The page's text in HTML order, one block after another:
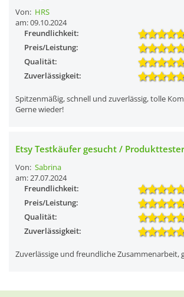
Von: HRS
am: 09.10.2024
Freundlichkeit:
Preis/Leistung:
Qualität:
Zuverlässigkeit:
Spitzenmäßig, schnell und zuverlässig, tolle
Gerne wieder!
Etsy Testkäufer gesucht / Produkttester
Von: Sabrina
am: 27.07.2024
Freundlichkeit:
Preis/Leistung:
Qualität:
Zuverlässigkeit:
Zuverlässige und freundliche Zusammenarbeit,